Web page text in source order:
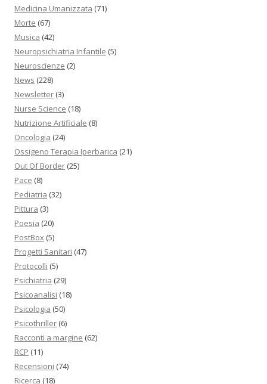
Medicina Umanizzata (71)
Morte (67)
Musica (42)
Neuropsichiatria Infantile (5)
Neuroscienze (2)
News (228)
Newsletter (3)
Nurse Science (18)
Nutrizione Artificiale (8)
Oncologia (24)
Ossigeno Terapia Iperbarica (21)
Out Of Border (25)
Pace (8)
Pediatria (32)
Pittura (3)
Poesia (20)
PostBox (5)
Progetti Sanitari (47)
Protocolli (5)
Psichiatria (29)
Psicoanalisi (18)
Psicologia (50)
Psicothriller (6)
Racconti a margine (62)
RCP (11)
Recensioni (74)
Ricerca (18)